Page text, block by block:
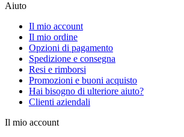
Aiuto
Il mio account
Il mio ordine
Opzioni di pagamento
Spedizione e consegna
Resi e rimborsi
Promozioni e buoni acquisto
Hai bisogno di ulteriore aiuto?
Clienti aziendali
Il mio account